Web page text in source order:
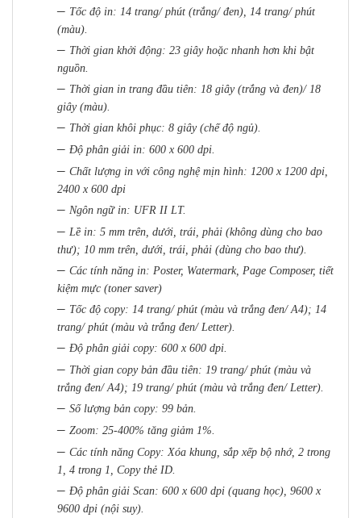
– Tốc độ in: 14 trang/ phút (trắng/ đen), 14 trang/ phút
(màu).
– Thời gian khởi động: 23 giây hoặc nhanh hơn khi bật
nguồn.
– Thời gian in trang đầu tiên: 18 giây (trắng và đen)/ 18
giây (màu).
– Thời gian khôi phục: 8 giây (chế độ ngủ).
– Độ phân giải in: 600 x 600 dpi.
– Chất lượng in với công nghệ mịn hình: 1200 x 1200 dpi,
2400 x 600 dpi
– Ngôn ngữ in: UFR II LT.
– Lề in: 5 mm trên, dưới, trái, phải (không dùng cho bao
thư); 10 mm trên, dưới, trái, phải (dùng cho bao thư).
– Các tính năng in: Poster, Watermark, Page Composer, tiết
kiệm mực (toner saver)
– Tốc độ copy: 14 trang/ phút (màu và trắng đen/ A4); 14
trang/ phút (màu và trắng đen/ Letter).
– Độ phân giải copy: 600 x 600 dpi.
– Thời gian copy bản đầu tiên: 19 trang/ phút (màu và
trắng đen/ A4); 19 trang/ phút (màu và trắng đen/ Letter).
– Số lượng bản copy: 99 bản.
– Zoom: 25-400% tăng giảm 1%.
– Các tính năng Copy: Xóa khung, sắp xếp bộ nhớ, 2 trong
1, 4 trong 1, Copy thẻ ID.
– Độ phân giải Scan: 600 x 600 dpi (quang học), 9600 x
9600 dpi (nội suy).